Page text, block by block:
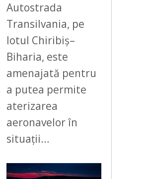
Autostrada
Transilvania, pe
lotul Chiribiș–
Biharia, este
amenajată pentru
a putea permite
aterizarea
aeronavelor în
situații…